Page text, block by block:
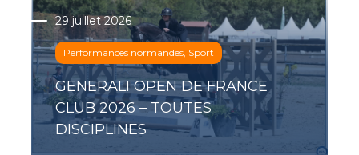
29 juillet 2026
Performances normandes, Sport
GENERALI OPEN DE FRANCE
CLUB 2026 – TOUTES
DISCIPLINES